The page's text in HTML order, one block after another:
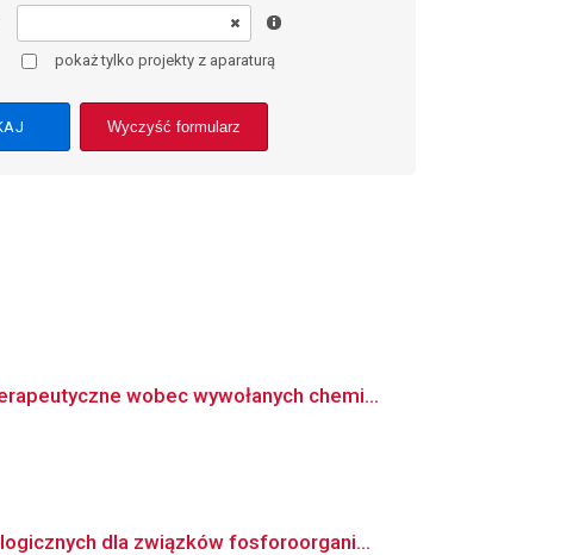
pokaż tylko projekty z aparaturą
Wyczyść formularz
wobec wywołanych chemi...
dla związków fosforoorgani...